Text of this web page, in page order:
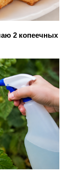
2 копеечных